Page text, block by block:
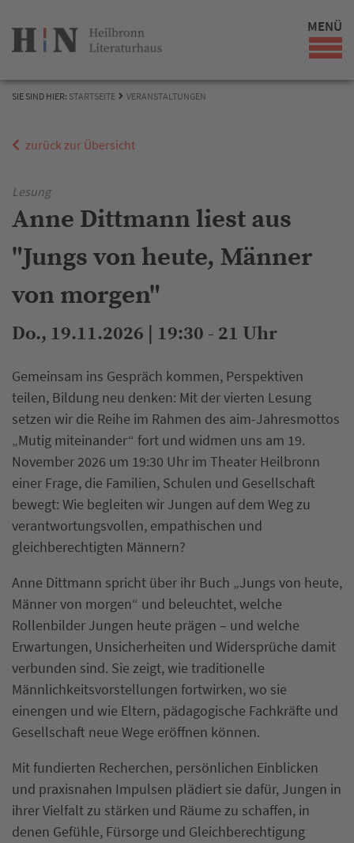
MENÜ
SIE SIND HIER: STARTSEITE VERANSTALTUNGEN
zurück zur Übersicht
Lesung
Anne Dittmann liest aus
"Jungs von heute, Männer
von morgen"
Do., 19.11.2026 | 19:30 - 21 Uhr
Gemeinsam ins Gespräch kommen, Perspektiven
teilen, Bildung neu denken: Mit der vierten Lesung
setzen wir die Reihe im Rahmen des aim-Jahresmottos
„Mutig miteinander“ fort und widmen uns am 19.
November 2026 um 19:30 Uhr im Theater Heilbronn
einer Frage, die Familien, Schulen und Gesellschaft
bewegt: Wie begleiten wir Jungen auf dem Weg zu
verantwortungsvollen, empathischen und
gleichberechtigten Männern?
Anne Dittmann spricht über ihr Buch „Jungs von heute,
Männer von morgen“ und beleuchtet, welche
Rollenbilder Jungen heute prägen – und welche
Erwartungen, Unsicherheiten und Widersprüche damit
verbunden sind. Sie zeigt, wie traditionelle
Männlichkeitsvorstellungen fortwirken, wo sie
einengen und wie Eltern, pädagogische Fachkräfte und
Gesellschaft neue Wege eröffnen können.
Mit fundierten Recherchen, persönlichen Einblicken
und praxisnahen Impulsen plädiert sie dafür, Jungen in
ihrer Vielfalt zu stärken und Räume zu schaffen, in
denen Gefühle, Fürsorge und Gleichberechtigung